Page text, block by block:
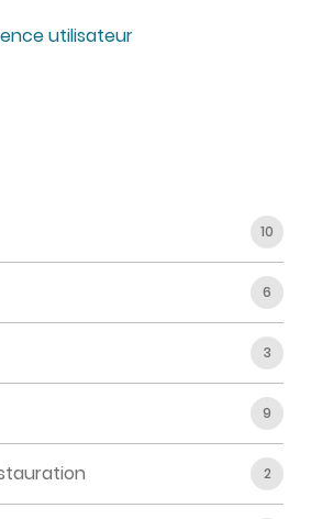
utilisateur
10
6
3
9
2